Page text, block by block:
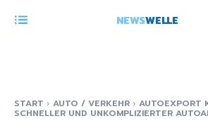
NEWSWELLE
START AUTO / VERKEHR AUTOEXPORT
SCHNELLER UND UNKOMPLIZIERTER